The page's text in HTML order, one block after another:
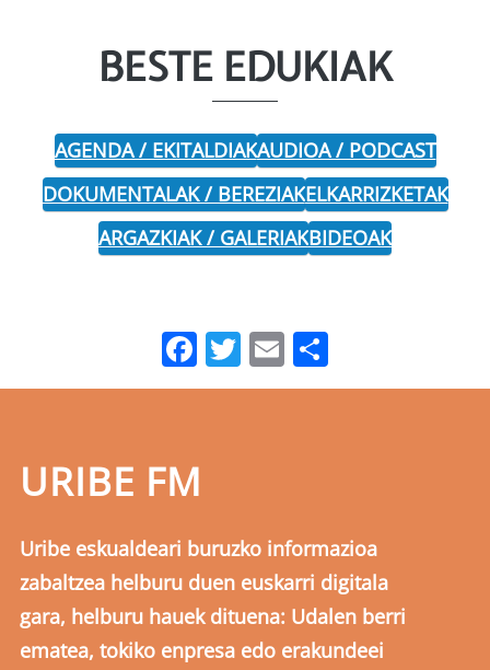
BESTE EDUKIAK
AGENDA / EKITALDIAKAUDIOA / PODCAST
DOKUMENTALAK / BEREZIAKELKARRIZKETAK
ARGAZKIAK / GALERIAKBIDEOAK
Facebook
Twitter
Email
URIBE FM
Uribe eskualdeari buruzko informazioa
zabaltzea helburu duen euskarri digitala
gara, helburu hauek dituena: Udalen berri
ematea, tokiko enpresa edo erakundeei